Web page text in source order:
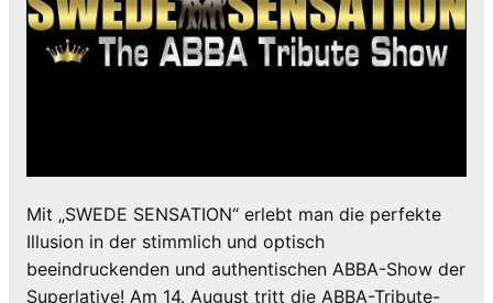
Mit „SWEDE SENSATION“ erlebt man die perfekte
Illusion in der stimmlich und optisch
beeindruckenden und authentischen ABBA-Show der
Superlative! Am 14. August tritt die ABBA-Tribute-